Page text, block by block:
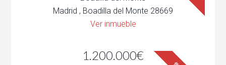
Madrid , Boadilla del Monte 28669
Ver inmueble
1.200.000€